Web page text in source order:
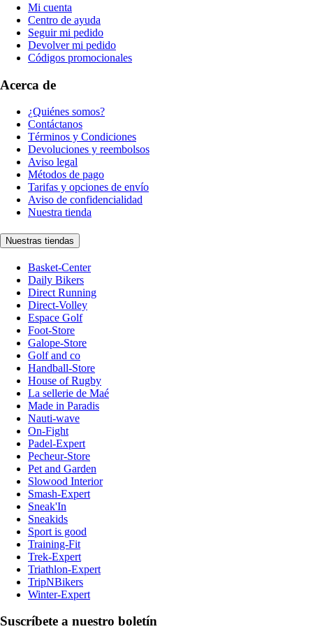
Mi cuenta
Centro de ayuda
Seguir mi pedido
Devolver mi pedido
Códigos promocionales
Acerca de
¿Quiénes somos?
Contáctanos
Términos y Condiciones
Devoluciones y reembolsos
Aviso legal
Métodos de pago
Tarifas y opciones de envío
Aviso de confidencialidad
Nuestra tienda
Nuestras tiendas
Basket-Center
Daily Bikers
Direct Running
Direct-Volley
Espace Golf
Foot-Store
Galope-Store
Golf and co
Handball-Store
House of Rugby
La sellerie de Maé
Made in Paradis
Nauti-wave
On-Fight
Padel-Expert
Pecheur-Store
Pet and Garden
Slowood Interior
Smash-Expert
Sneak'In
Sneakids
Sport is good
Training-Fit
Trek-Expert
Triathlon-Expert
TripNBikers
Winter-Expert
Suscríbete a nuestro boletín